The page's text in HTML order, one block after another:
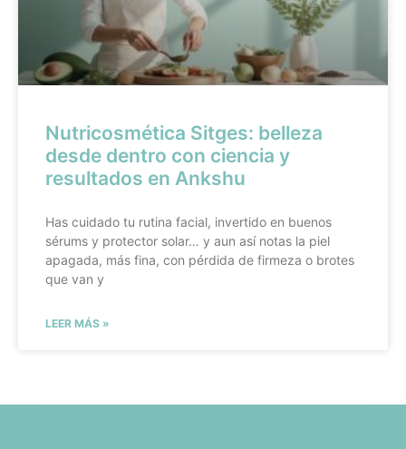
Nutricosmética Sitges: belleza
desde dentro con ciencia y
resultados en Ankshu
Has cuidado tu rutina facial, invertido en buenos
sérums y protector solar… y aun así notas la piel
apagada, más fina, con pérdida de firmeza o brotes
que van y
LEER MÁS »